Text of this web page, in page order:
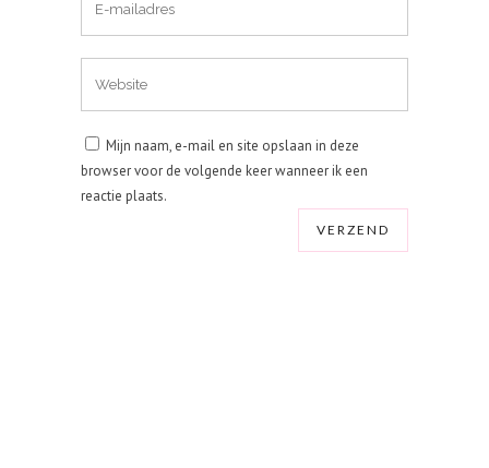
Mijn naam, e-mail en site opslaan in deze
browser voor de volgende keer wanneer ik een
reactie plaats.